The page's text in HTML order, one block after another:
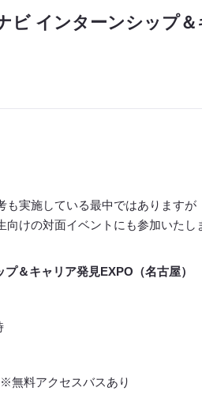
ビ インターンシップ
も実施している最中ではありますが
けの対面イベントにも参加いたし
＆キャリア発見EXPO（名古屋
無料アクセスバスあり